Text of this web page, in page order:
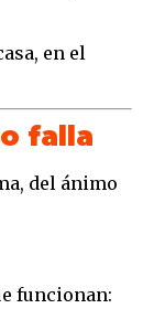
en el
falla
del ánimo
funcionan: